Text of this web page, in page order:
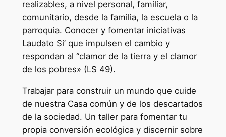
n
"
M
i
c
o
c
r
e
realizables, a nivel personal, familiar,
comunitario, desde la familia, la escuela o la
parroquia. Conocer y fomentar iniciativas
Laudato Si’ que impulsen el cambio y
respondan al “clamor de la tierra y el clamor
de los pobres» (LS 49).
Trabajar para construir un mundo que cuide
de nuestra Casa común y de los descartados
de la sociedad. Un taller para fomentar tu
propia conversión ecológica y discernir sobre